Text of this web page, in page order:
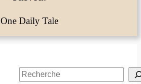
One Daily Tale
Rechercher